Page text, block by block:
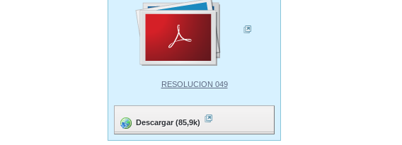
RESOLUCION 049
Descargar (85,9k)